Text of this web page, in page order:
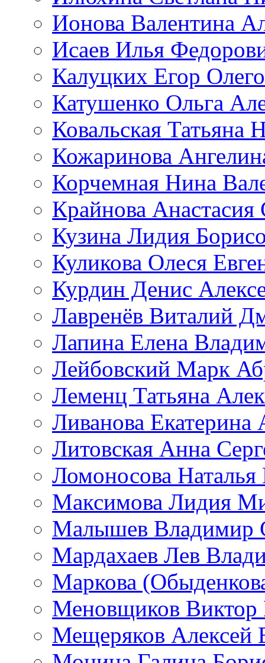
Ионова Валентина
Исаев Илья
Калуцких Егор
Катушенко Ольга
Ковальская Татьяна
Кожаринова
Корчемная Нина
Крайнова Анастасия
Кузина Лидия
Куликова Олеся
Курдин Денис
Лавренёв Виталий
Лапина Елена
Лейбовский Марк
Леменц Татьяна
Ливанова Екатерина
Литовская Анна
Ломоносова
Максимова Лидия
Малышев Владимир
Мардахаев Лев
Маркова
Меновщиков
Мещеряков Алексей